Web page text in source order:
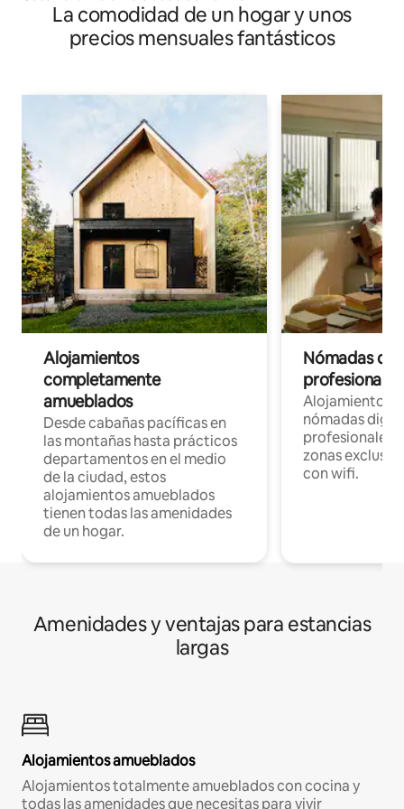
La comodidad de un hogar y unos
precios mensuales fantásticos
Alojamientos
completamente
amueblados
Desde cabañas pacíficas en
las montañas hasta prácticos
departamentos en el medio
de la ciudad, estos
alojamientos amueblados
tienen todas las amenidades
de un hogar.
Nómadas
Alojamientos
nómadas
profesionales
zonas
con wifi.
Amenidades y ventajas para estancias
largas
Alojamientos amueblados
Alojamientos totalmente amueblados con cocina y
todas las amenidades que necesitas para vivir